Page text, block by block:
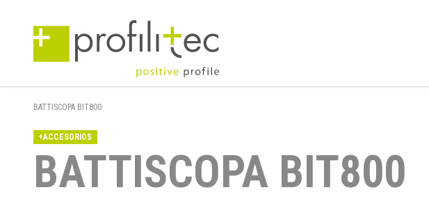
BATTISCOPA BIT800
+ACCESORIOS
BATTISCOPA BIT800